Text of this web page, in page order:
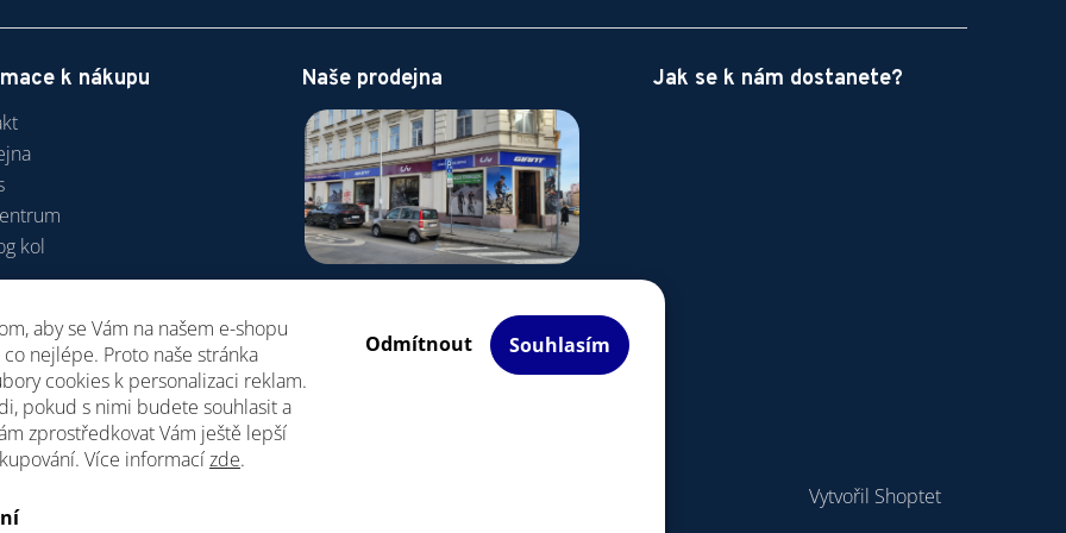
aby se Vám na našem e-shopu
nejlépe. Proto naše stránka
cookies k personalizaci reklam.
pokud s nimi budete souhlasit a
zprostředkovat Vám ještě lepší
Více informacízde.
Odmítnout Souhlasím
k nákupu
kol
podmínky
Naše prodejna Jak se k nám dostanete?
Vytvořil Shoptet